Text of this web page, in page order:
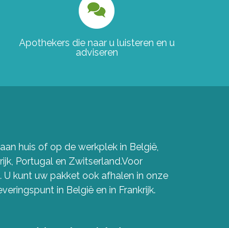
Apothekers die naar u luisteren en u
adviseren
huis of op de werkplek in België,
Portugal en Zwitserland.Voor
kunt uw pakket ook afhalen in onze
in België en in Frankrijk.